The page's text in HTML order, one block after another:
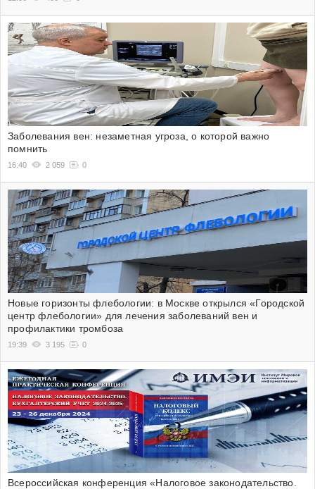
Заболевания вен: незаметная угроза, о которой важно
помнить
16:40 2 059 0
Новые горизонты флебологии: в Москве открылся «Городской
центр флебологии» для лечения заболеваний вен и
профилактики тромбоза
19:39 3 195 0
Всероссийская конференция «Налоговое законодательство.